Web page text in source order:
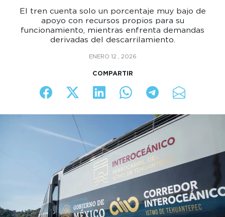
El tren cuenta solo un porcentaje muy bajo de
apoyo con recursos propios para su
funcionamiento, mientras enfrenta demandas
derivadas del descarrilamiento.
ENERO 12 , 2026
COMPARTIR